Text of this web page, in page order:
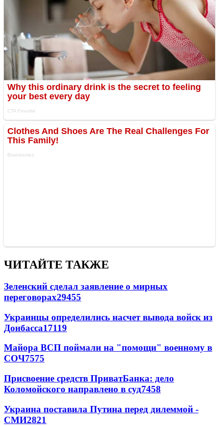
ЧИТАЙТЕ ТАКЖЕ
Зеленский сделал заявление о мирных
переговорах29455
Украинцы определились насчет вывода войск из
Донбасса17119
Майора ВСП поймали на "помощи" военному в
СОЧ7575
Присвоение средств ПриватБанка: дело
Коломойского направлено в суд7458
Украина поставила Путина перед дилеммой -
СМИ2821